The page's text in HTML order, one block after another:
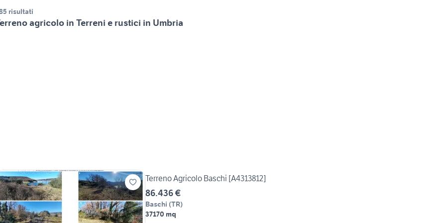
risultati
agricolo in Terreni e rustici in Umbria
Terreno Agricolo Baschi [A4313812]
86.436 €
Baschi (TR)
37170 mq